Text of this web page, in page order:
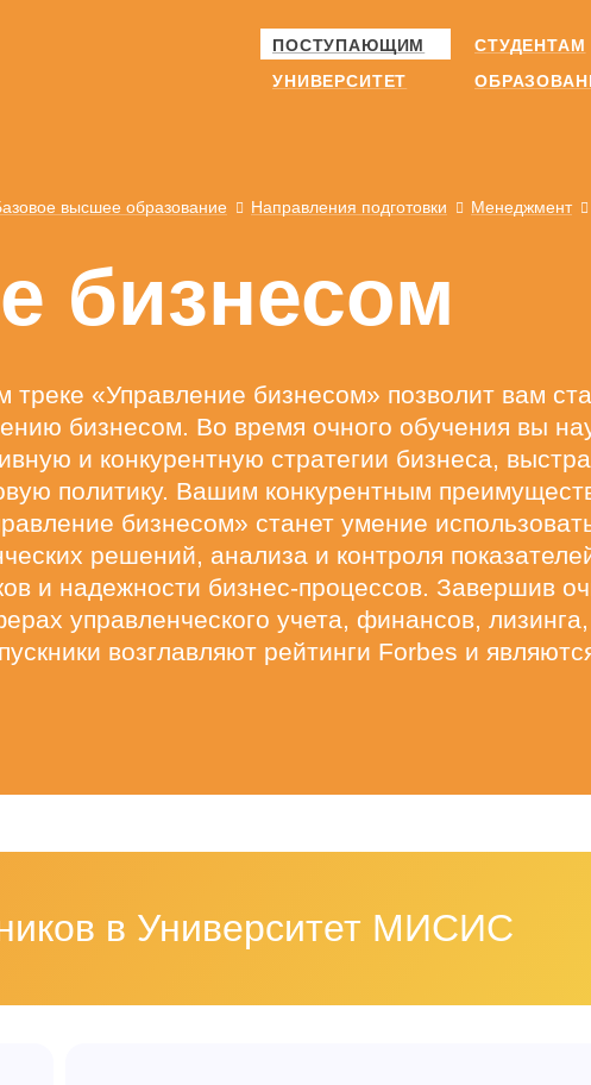
ПОСТУПАЮЩИМ СТУДЕНТАМ
УНИВЕРСИТЕТ
высшее образование Направления подготовки Менеджмент
бизнесом
«Управление бизнесом» позволит вам
бизнесом. Во время очного обучения вы
и конкурентную стратегии бизнеса,
политику. Вашим конкурентным
бизнесом» станет умение
решений, анализа и контроля
и надежности бизнес-процессов. Завершив
управленческого учета, финансов, лизинга,
возглавляют рейтинги Forbes и
в Университет МИСИС